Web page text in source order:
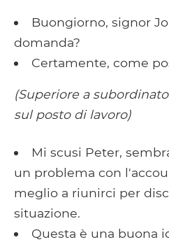
Buongiorno, signor
domanda?
Certamente, come
(Superiore a
sul posto di lavoro)
Mi scusi Peter,
un problema con
meglio a riunirci per
situazione.
Questa è una buona